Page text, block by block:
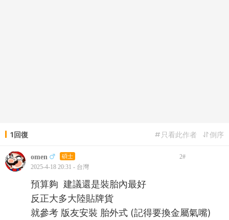
1回復 倒序
只看此作者
omen 碩士 2#
2025-4-18 20:31 - 台灣
預算夠 建議還是裝胎內最好
反正大多大陸貼牌貨
就參考 版友安裝 胎外式 (記得要換金屬氣嘴)